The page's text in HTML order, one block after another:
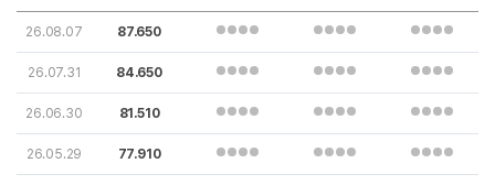
26.08.07 87.650
26.07.31 84.650
26.06.30 81.510
26.05.29 77.910